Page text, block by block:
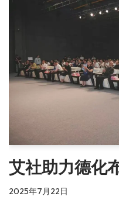
艾社助力德化
2025年7月22日